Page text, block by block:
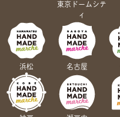
東京ドームシテ
ィ
浜松 名古屋